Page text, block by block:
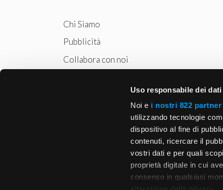
Uso responsabile dei dati
Noi e i nostri 822 partner
utilizzando tecnologie
dispositivo al fine di
contenuti, ricercare il
vostri dati e per quali
proprietà digitale in cui
consenso in qualsiasi
Chi Siamo
Pubblicità
Collabora con noi